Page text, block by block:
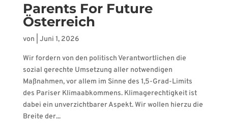
Parents For Future
Österreich
von Juni 1, 2026
Wir fordern von den politisch Verantwortlichen die
sozial gerechte Umsetzung aller notwendigen
Maßnahmen, vor allem im Sinne des 1,5-Grad-Limits
des Pariser Klimaabkommens. Klimagerechtigkeit ist
dabei ein unverzichtbarer Aspekt. Wir wollen hierzu die
Breite der...